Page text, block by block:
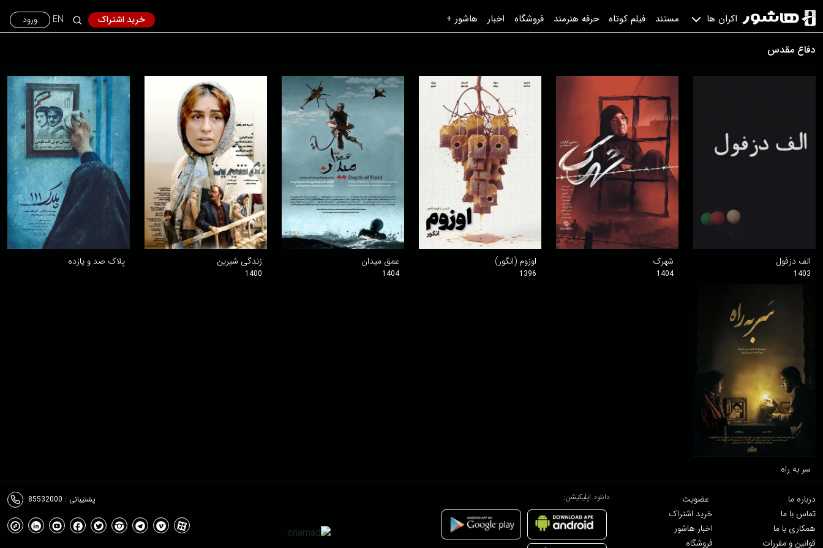
اکران ها مستند فیلم کوتاه حرفه هنرمند فروشگاه اخبار هاشور + خرید اشتراک EN ورود
دفاع مقدس
الف دزفول
1403
شهرک
1404
اوزوم (انگور)
1396
عمق میدان
1404
زندگی شیرین
1400
پلاک صد و یازده
سر به راه
درباره ما
تماس با ما
همکاری با ما
قوانین و مقررات
عضویت
خرید اشتراک
اخبار هاشور
فروشگاه
دانلود اپلیکیشن: پشتیبانی : 85532000